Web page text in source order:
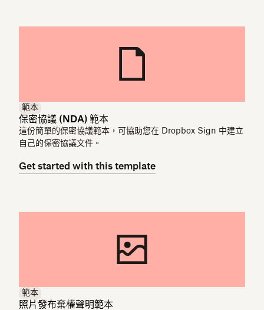
範本
保密協議 (NDA) 範本
這份簡單的保密協議範本，可協助您在 Dropbox Sign 中建立
自己的保密協議文件。
Get started with this template
範本
照片發布棄權聲明範本